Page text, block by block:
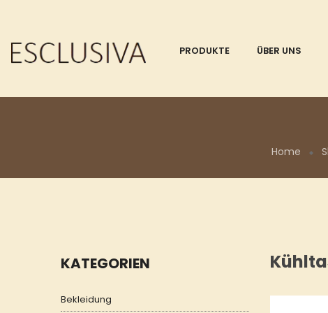
PRODUKTE ÜBER UNS
Home
KATEGORIEN
Bekleidung